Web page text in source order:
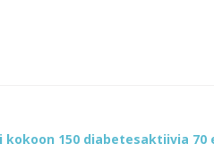
150 diabetesaktiivia 70